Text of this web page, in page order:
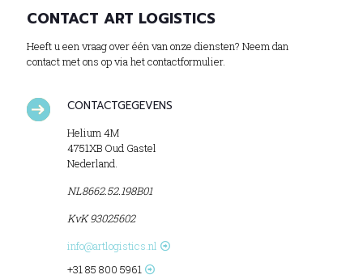
CONTACT ART LOGISTICS
Heeft u een vraag over één van onze diensten? Neem dan
contact met ons op via het contactformulier.
CONTACTGEGEVENS
Helium 4M
4751XB Oud Gastel
Nederland.
NL8662.52.198B01
KvK 93025602
info@artlogistics.nl
+31 85 800 5961